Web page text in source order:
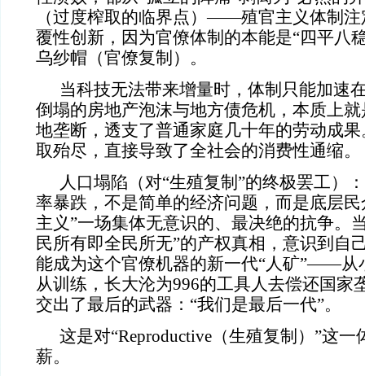
（过度榨取的临界点）——殖官主义体制
覆性创新，因为官僚体制的本能是“四平八
乌纱帽（官僚复制）。
当科技无法带来增量时，体制只能加速
倒塌的房地产泡沫与地方债危机，本质上就
地垄断，透支了普通家庭几十年的劳动成
取殆尽，直接导致了全社会的消费性通缩。
人口塌陷（对“生殖复制”的终极罢工）
率暴跌，不是简单的经济问题，而是底层
主义”一场集体无意识的、最决绝的抗争。
民所有即全民所无”的产权真相，意识到自
能成为这个官僚机器的新一代“人矿”——从
从训练，长大沦为996的工具人去偿还国
交出了最后的武器：“我们是最后一代”。
这是对“Reproductive（生殖复制）”这
薪。